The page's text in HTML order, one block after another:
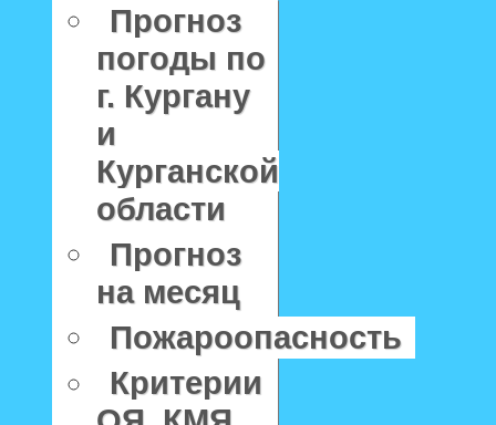
Прогноз
погоды по
г. Кургану
и
Курганской
области
Прогноз
на месяц
Пожароопасность
Критерии